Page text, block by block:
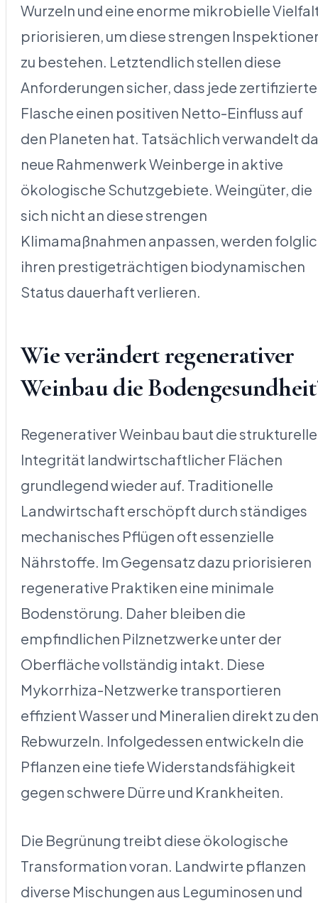
Wurzeln und eine enorme mikrobielle
priorisieren, um diese strengen
zu bestehen. Letztendlich stellen diese
Anforderungen sicher, dass jede zertifizierte
Flasche einen positiven Netto-Einfluss auf
den Planeten hat. Tatsächlich verwandelt
neue Rahmenwerk Weinberge in aktive
ökologische Schutzgebiete. Weingüter, die
sich nicht an diese strengen
Klimamaßnahmen anpassen, werden
ihren prestigeträchtigen biodynamischen
Status dauerhaft verlieren.
Wie verändert regenerativer
Weinbau die
Regenerativer Weinbau baut die strukturelle
Integrität landwirtschaftlicher Flächen
grundlegend wieder auf. Traditionelle
Landwirtschaft erschöpft durch ständiges
mechanisches Pflügen oft essenzielle
Nährstoffe. Im Gegensatz dazu priorisieren
regenerative Praktiken eine minimale
Bodenstörung. Daher bleiben die
empfindlichen Pilznetzwerke unter der
Oberfläche vollständig intakt. Diese
Mykorrhiza-Netzwerke transportieren
effizient Wasser und Mineralien direkt zu den
Rebwurzeln. Infolgedessen entwickeln die
Pflanzen eine tiefe Widerstandsfähigkeit
gegen schwere Dürre und Krankheiten.
Die Begrünung treibt diese ökologische
Transformation voran. Landwirte pflanzen
diverse Mischungen aus Leguminosen und